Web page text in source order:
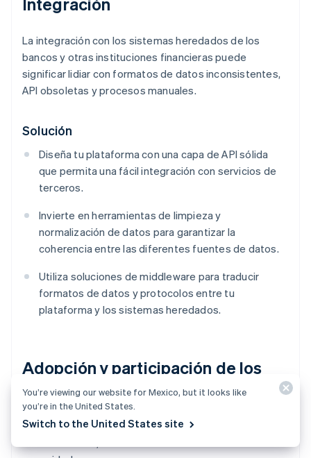
La integración con los sistemas heredados de los
bancos y otras instituciones financieras puede
significar lidiar con formatos de datos inconsistentes,
API obsoletas y procesos manuales.
Solución
Diseña tu plataforma con una capa de API sólida
que permita una fácil integración con servicios de
terceros.
Invierte en herramientas de limpieza y
normalización de datos para garantizar la
coherencia entre las diferentes fuentes de datos.
Utiliza soluciones de middleware para traducir
formatos de datos y protocolos entre tu
plataforma y los sistemas heredados.
Adopción y participación de los
usuarios
Los usuarios pueden abandonar plataformas que son
You’re viewing our website for Mexico, but it looks like
you’re in the United States.
Switch to the United States site